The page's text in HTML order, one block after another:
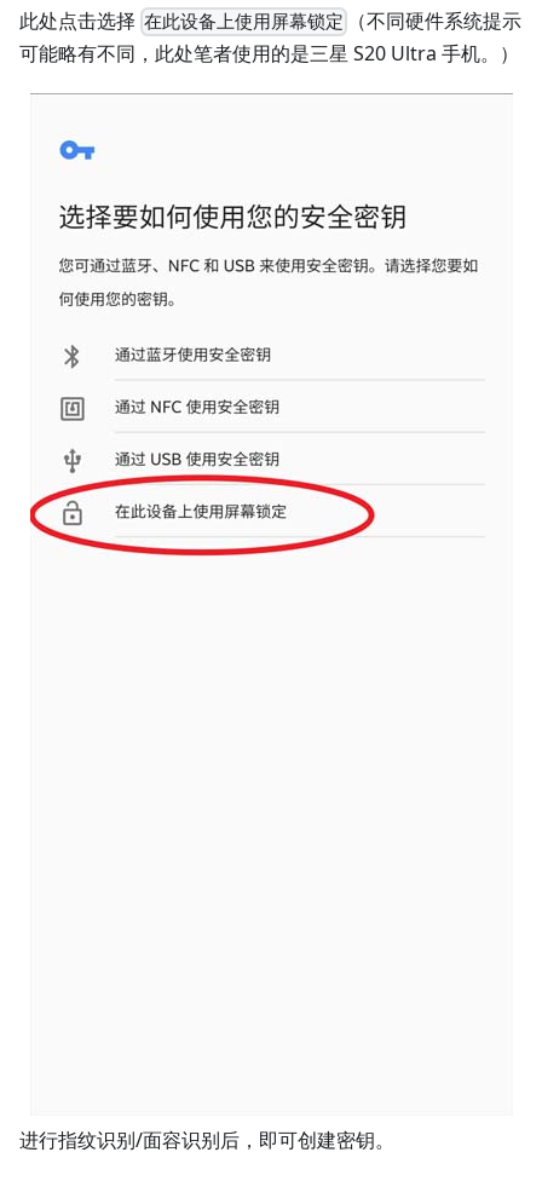
此处点击选择 在此设备上使用屏幕锁定
（不同硬件系统提示
可能略有不同，此处笔者使用的是三星 S20 Ultra 手机。）
进行指纹识别/面容识别后，即可创建密钥。